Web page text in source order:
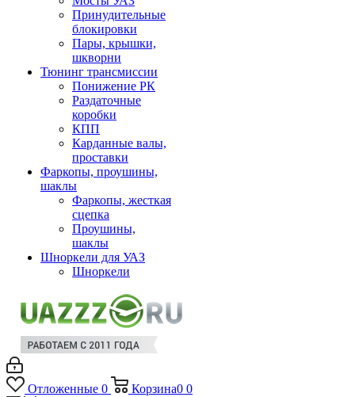
Принудительные
блокировки
Пары, крышки,
шкворни
Тюнинг трансмиссии
Понижение РК
Раздаточные
коробки
КПП
Карданные валы,
проставки
Фаркопы, проушины,
шаклы
Фаркопы, жесткая
сцепка
Проушины,
шаклы
Шноркели для УАЗ
Шноркели
Отложенные 0 Корзина0 0